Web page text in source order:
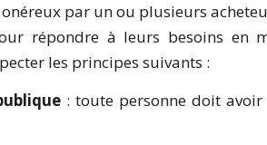
par un ou plusieurs
répondre à leurs besoins en
les principes suivants :
: toute personne doit